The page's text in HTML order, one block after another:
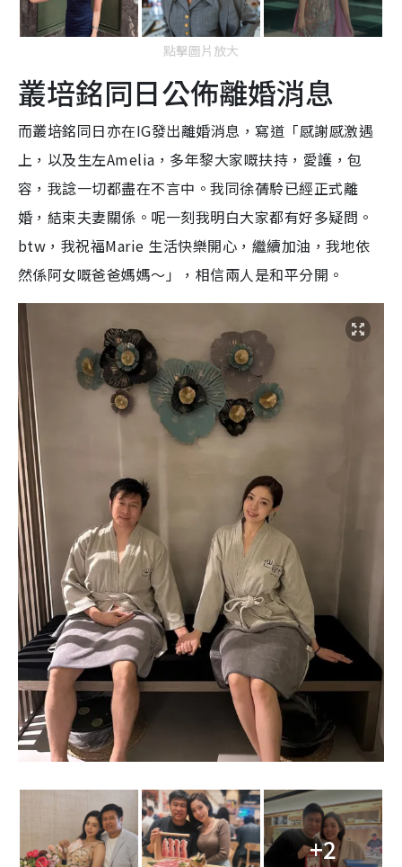
點擊圖片放大
叢培銘同日公佈離婚消息
而叢培銘同日亦在IG發出離婚消息，寫道「感謝感激遇
上，以及生左Amelia，多年黎大家嘅扶持，愛護，包
容，我諗一切都盡在不言中。我同徐蒨駖已經正式離
婚，結束夫妻關係。呢一刻我明白大家都有好多疑問。
btw，我祝福Marie 生活快樂開心，繼續加油，我地依
然係阿女嘅爸爸媽媽～」，相信兩人是和平分開。
+2